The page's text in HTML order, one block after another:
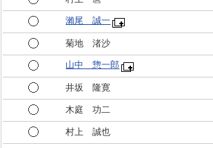
瀨尾 誠一
菊地 渚沙
山中 惣一郎
井坂 隆寛
木庭 功二
村上 誠也